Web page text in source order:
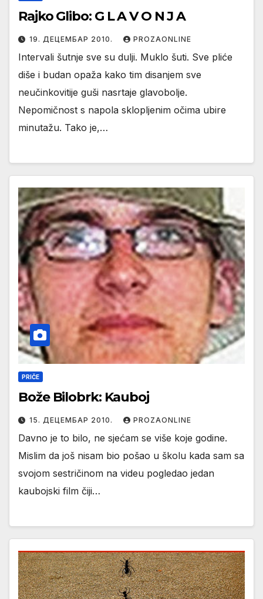
Rajko Glibo: G L A V O N J A
19. ДЕЦЕМБАР 2010. PROZAONLINE
Intervali šutnje sve su dulji. Muklo šuti. Sve pliće
diše i budan opaža kako tim disanjem sve
neučinkovitije guši nasrtaje glavobolje.
Nepomičnost s napola sklopljenim očima ubire
minutažu. Tako je,…
PRIČE
Bože Bilobrk: Kauboj
15. ДЕЦЕМБАР 2010. PROZAONLINE
Davno je to bilo, ne sjećam se više koje godine.
Mislim da još nisam bio pošao u školu kada sam sa
svojom sestričinom na videu pogledao jedan
kaubojski film čiji…